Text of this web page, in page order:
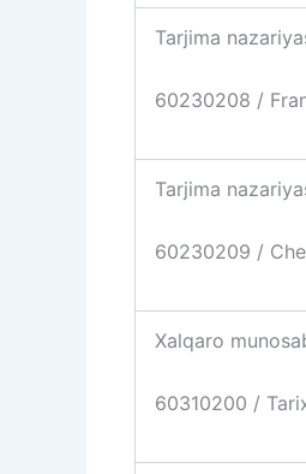
Tarjima
60230208 /
Tarjima
60230209 /
Xalqaro
60310200 /